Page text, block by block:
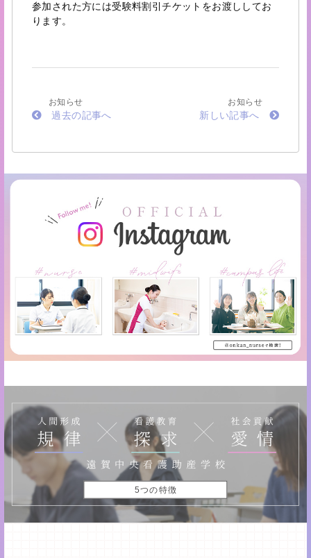
参加された方には受験料割引チケットをお渡ししてお
ります。
お知らせ
過去の記事へ
お知らせ
新しい記事へ
5つの特徴